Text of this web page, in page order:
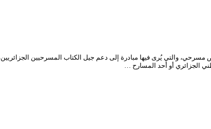
الجزائري أو أحد المسارح …